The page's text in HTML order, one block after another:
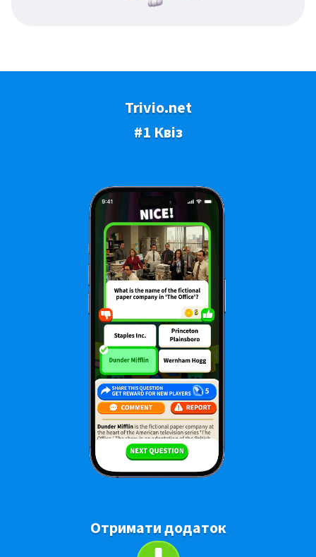
Trivio.net
#1 Квіз
Отримати додаток